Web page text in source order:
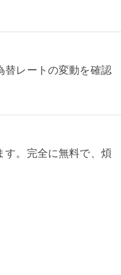
替レートの変動を確認
す。完全に無料で、煩